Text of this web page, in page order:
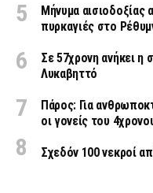
Μήνυμα αισιοδοξίας
πυρκαγιές στο
Σε 57χρονη ανήκει
Λυκαβηττό
Πάρος: Για
οι γονείς του
Σχεδόν 100 νεκροί